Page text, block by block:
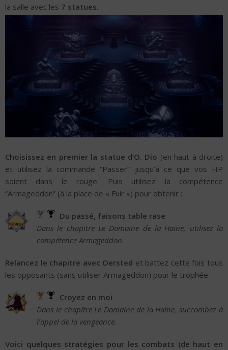
la salle avec les 7 statues.
Choisissez en premier la statue d’O. Dio (en haut à droite)
et utilisez la commande “Passer” jusqu’à ce que vos HP
soient dans le rouge. Puis utilisez la compétence
“Armageddon” (à la place de « Fuir ») pour obtenir :
Du passé, faisons table rase
Dans le chapitre Le Domaine de la Haine, utilisez la
compétence Armageddon.
Relancez le chapitre avec Oersted et battez cette fois tous
les opposants (sans utiliser Armageddon) pour le trophée :
Croyez en moi
Dans le chapitre Le Domaine de la Haine, succombez à
l’appel de la vengeance.
Voici quelques stratégies pour les combats (de haut en